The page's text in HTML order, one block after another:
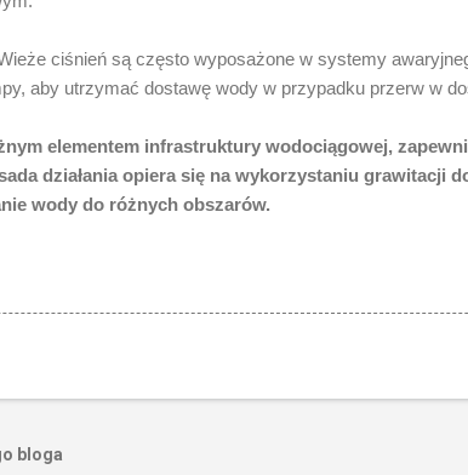
ciśnień są często wyposażone w systemy
aby utrzymać dostawę wody w przypadku przerw w
elementem infrastruktury wodociągowej,
działania opiera się na wykorzystaniu grawitacji
wody do różnych obszarów.
bloga